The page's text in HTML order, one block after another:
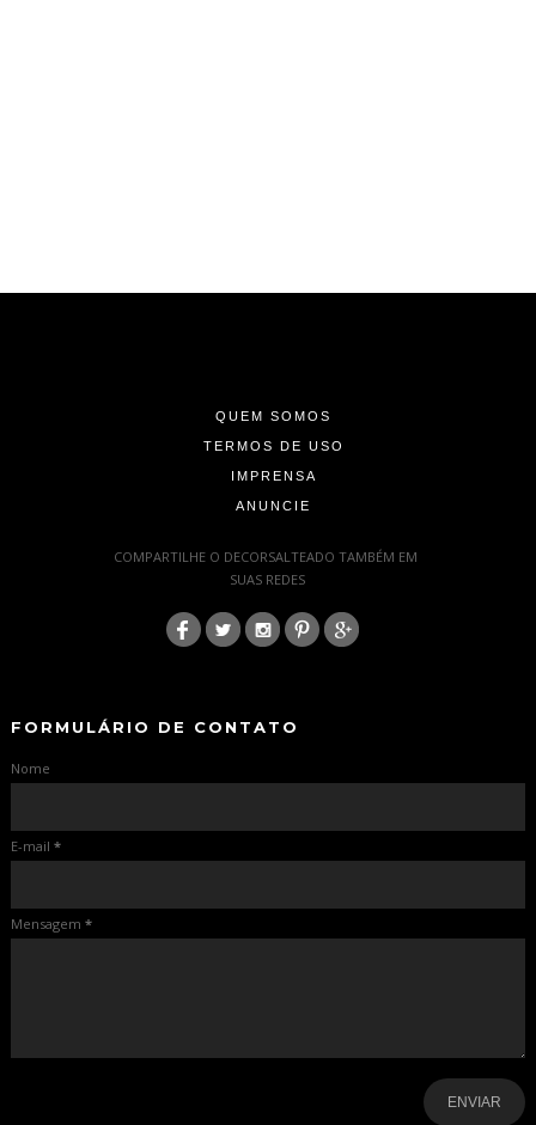
QUEM SOMOS
TERMOS DE USO
IMPRENSA
ANUNCIE
COMPARTILHE O DECORSALTEADO TAMBÉM EM
SUAS REDES
FORMULÁRIO DE CONTATO
Nome
E-mail *
Mensagem *